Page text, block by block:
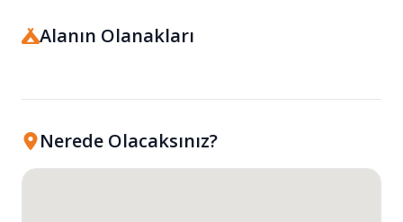
Alanın Olanakları
Nerede Olacaksınız?